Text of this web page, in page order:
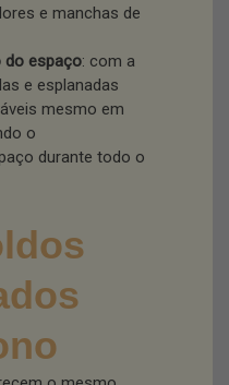
e manchas de
do espaço: com a
e esplanadas
mesmo em
o
durante todo o